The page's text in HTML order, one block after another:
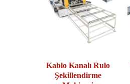
Kablo Kanalı Rulo
Şekillendirme